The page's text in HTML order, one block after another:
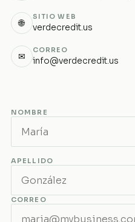
🌐
SITIO WEB
verdecredit.us
✉
CORREO
info@verdecredit.us
NOMBRE
APELLIDO
CORREO